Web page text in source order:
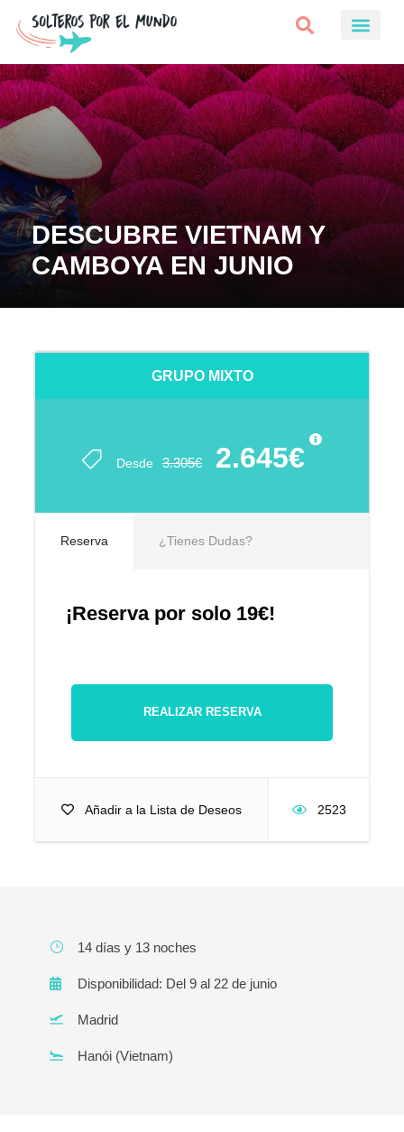
DESCUBRE VIETNAM Y
CAMBOYA EN JUNIO
GRUPO MIXTO
Desde 3.305€ 2.645€
Reserva ¿Tienes Dudas?
¡Reserva por solo 19€!
REALIZAR RESERVA
Añadir a la Lista de Deseos 2523
14 días y 13 noches
Disponibilidad: Del 9 al 22 de junio
Madrid
Hanói (Vietnam)